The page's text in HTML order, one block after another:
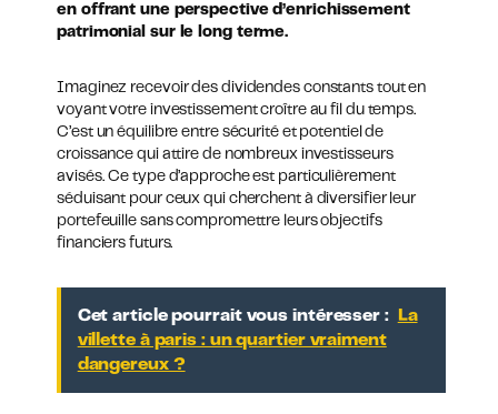
en offrant une perspective d’enrichissement
patrimonial sur le long terme.
Imaginez recevoir des dividendes constants tout en
voyant votre investissement croître au fil du temps.
C’est un équilibre entre sécurité et potentiel de
croissance qui attire de nombreux investisseurs
avisés. Ce type d’approche est particulièrement
séduisant pour ceux qui cherchent à diversifier leur
portefeuille sans compromettre leurs objectifs
financiers futurs.
Cet article pourrait vous intéresser :
La
villette à paris : un quartier vraiment
dangereux ?